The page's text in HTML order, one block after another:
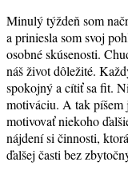
Minulý týždeň som
a priniesla som svoj
osobné skúsenosti.
náš život dôležité.
spokojný a cítiť sa fit.
motiváciu. A tak píšem
motivovať niekoho
nájdení si činnosti,
ďalšej časti bez